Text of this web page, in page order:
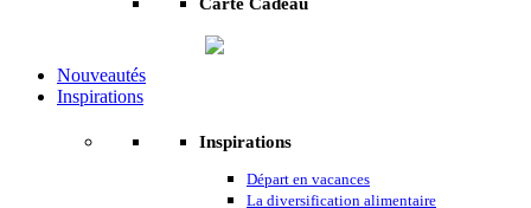
Nouveautés
Inspirations
Inspirations
Départ en vacances
La diversification alimentaire